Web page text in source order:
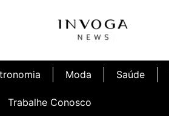
Moda Saúde
Trabalhe Conosco